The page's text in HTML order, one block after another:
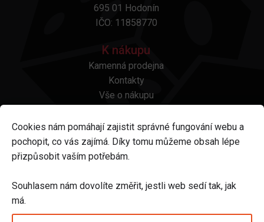
695 01 Hodonín
IČO: 11858770
K nákupu
Kamenná prodejna
Kontakty
Vše o nákupu
Platba a doprava
Reklamace a vrácení
Obchodní podmínky
Odstoupení od smlouvy
Sledujte nás na
Cookies nám pomáhají zajistit správné fungování webu a
pochopit, co vás zajímá. Díky tomu můžeme obsah lépe
přizpůsobit vaším potřebám.
Souhlasem nám dovolíte změřit, jestli web sedí tak, jak
má.